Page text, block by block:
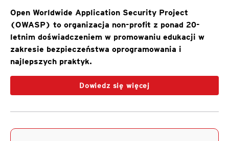
Open Worldwide Application Security Project
(OWASP) to organizacja non-profit z ponad 20-
letnim doświadczeniem w promowaniu edukacji w
zakresie bezpieczeństwa oprogramowania i
najlepszych praktyk.
Dowiedz się więcej